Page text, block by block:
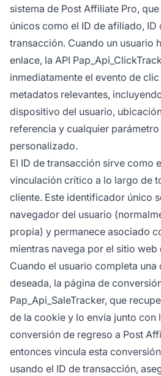
sistema de Post Affiliate Pro,
únicos como el ID de afiliado, ID
transacción. Cuando un usuario
enlace, la API
inmediatamente el evento de
metadatos relevantes,
dispositivo del usuario,
referencia y cualquier
personalizado.
El ID de transacción sirve como
vinculación crítico a lo largo de
cliente. Este identificador único
navegador del usuario
propia) y permanece asociado
mientras navega por el sitio web
Cuando el usuario completa
deseada, la página de
Pap_Api_SaleTracker, que
de la cookie y lo envía junto con
conversión de regreso a Post
entonces vincula esta
usando el ID de transacción,